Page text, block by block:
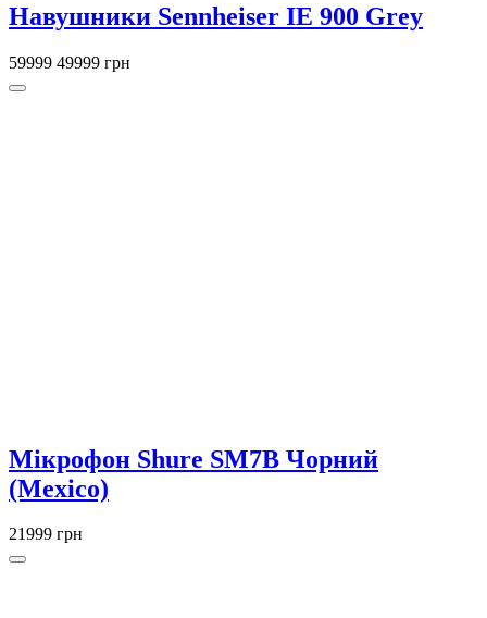
Навушники Sennheiser IE 900 Grey
59999 49999 грн
Мікрофон Shure SM7B Чорний
(Mexico)
21999 грн